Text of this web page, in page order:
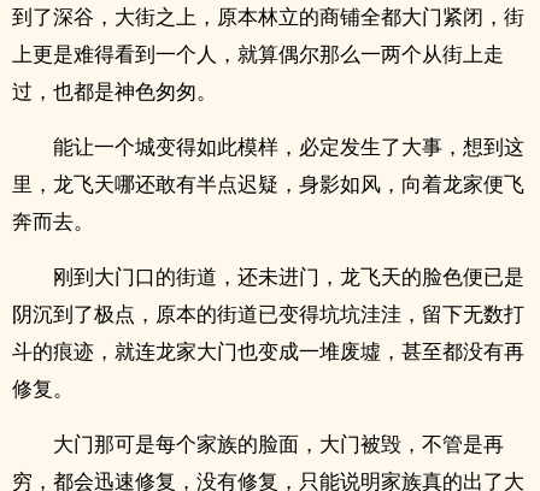
到了深谷，大街之上，原本林立的商铺全都大门紧闭，街
上更是难得看到一个人，就算偶尔那么一两个从街上走
过，也都是神色匆匆。
能让一个城变得如此模样，必定发生了大事，想到这
里，龙飞天哪还敢有半点迟疑，身影如风，向着龙家便飞
奔而去。
刚到大门口的街道，还未进门，龙飞天的脸色便已是
阴沉到了极点，原本的街道已变得坑坑洼洼，留下无数打
斗的痕迹，就连龙家大门也变成一堆废墟，甚至都没有再
修复。
大门那可是每个家族的脸面，大门被毁，不管是再
穷，都会迅速修复，没有修复，只能说明家族真的出了大